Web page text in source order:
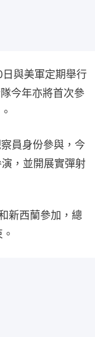
與美軍定期舉行
今年亦將首次參
員身份參與，今
，並開展實彈射
新西蘭參加，總